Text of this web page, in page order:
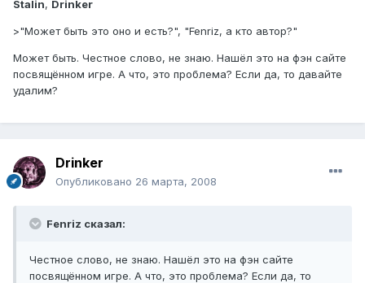
Stalin, Drinker
>"Может быть это оно и есть?", "Fenriz, а кто автор?"
Может быть. Честное слово, не знаю. Нашёл это на фэн сайте
посвящённом игре. А что, это проблема? Если да, то давайте
удалим?
Drinker
Опубликовано 26 марта, 2008
Fenriz сказал:
Честное слово, не знаю. Нашёл это на фэн сайте
посвящённом игре. А что, это проблема? Если да, то